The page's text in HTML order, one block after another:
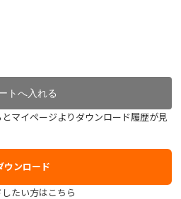
イページよりダウンロード履歴が見
ウンロード
い方はこちら